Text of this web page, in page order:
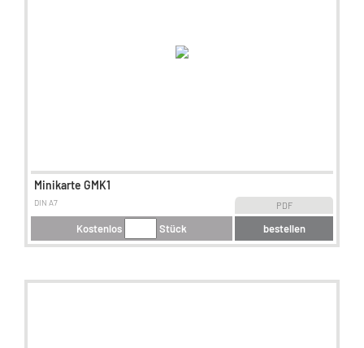
Minikarte GMK1
PDF
DIN A7
Kostenlos Stück bestellen